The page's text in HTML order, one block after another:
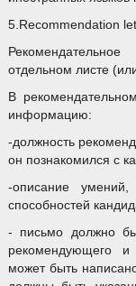
5.Recommendation
отдельном листе
В
информацию:
-должность
он познакомился с
-описание
способностей
- письмо должно
рекомендующего
может быть